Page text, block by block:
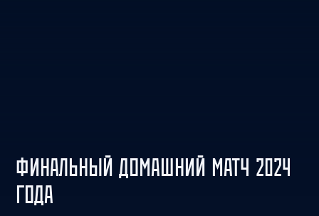
ФИНАЛЬНЫЙ ДОМАШНИЙ МАТЧ 2024
ГОДА